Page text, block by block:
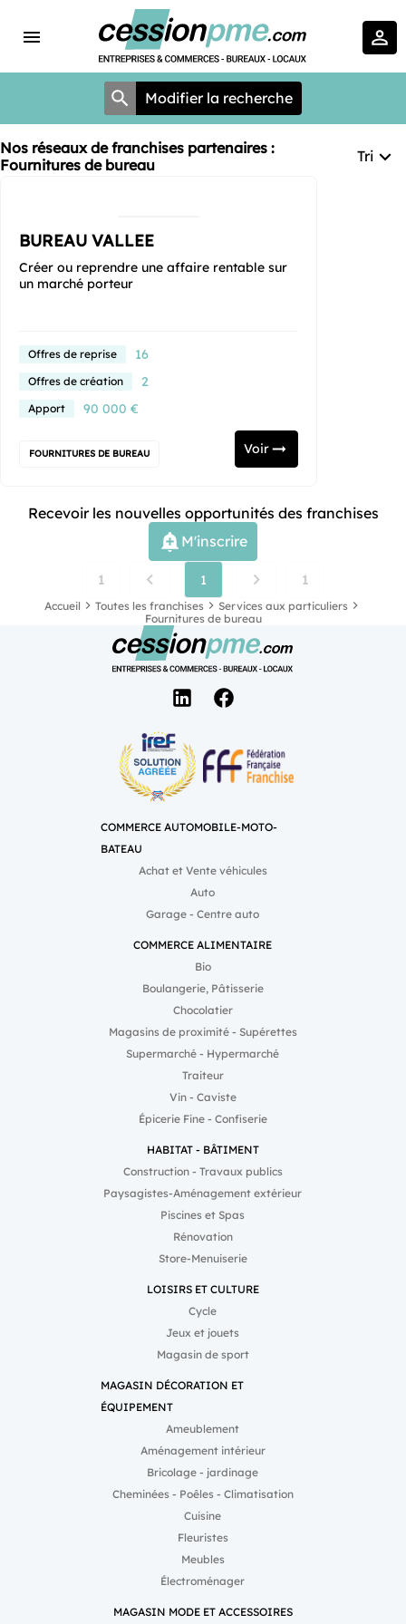
Modifier la recherche
Nos réseaux de franchises partenaires :
Fournitures de bureau
Tri
Recevoir les nouvelles opportunités des franchises
M'inscrire
BUREAU VALLEE
Créer ou reprendre une affaire rentable sur
un marché porteur
Offres de reprise 16
Offres de création 2
Apport 90 000 €
FOURNITURES DE BUREAU Voir
1 1 1
Accueil Toutes les franchises
Services aux particuliers
Fournitures de bureau
COMMERCE AUTOMOBILE-MOTO-
BATEAU
Achat et Vente véhicules
Auto
Garage - Centre auto
COMMERCE ALIMENTAIRE
Bio
Boulangerie, Pâtisserie
Chocolatier
Magasins de proximité - Supérettes
Supermarché - Hypermarché
Traiteur
Vin - Caviste
Épicerie Fine - Confiserie
HABITAT - BÂTIMENT
Construction - Travaux publics
Paysagistes-Aménagement extérieur
Piscines et Spas
Rénovation
Store-Menuiserie
LOISIRS ET CULTURE
Cycle
Jeux et jouets
Magasin de sport
MAGASIN DÉCORATION ET
ÉQUIPEMENT
Ameublement
Aménagement intérieur
Bricolage - jardinage
Cheminées - Poêles - Climatisation
Cuisine
Fleuristes
Meubles
Électroménager
MAGASIN MODE ET ACCESSOIRES